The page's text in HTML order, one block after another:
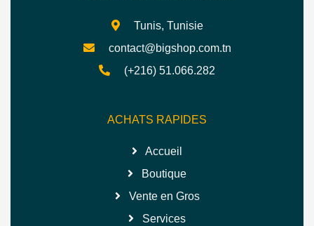
Tunis, Tunisie
contact@bigshop.com.tn
(+216) 51.066.282
ACHATS RAPIDES
Accueil
Boutique
Vente en Gros
Services